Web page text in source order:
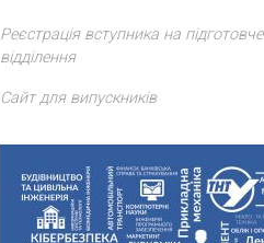
Реєстрація вступника на підготовче
відділення
Сайт для випускників